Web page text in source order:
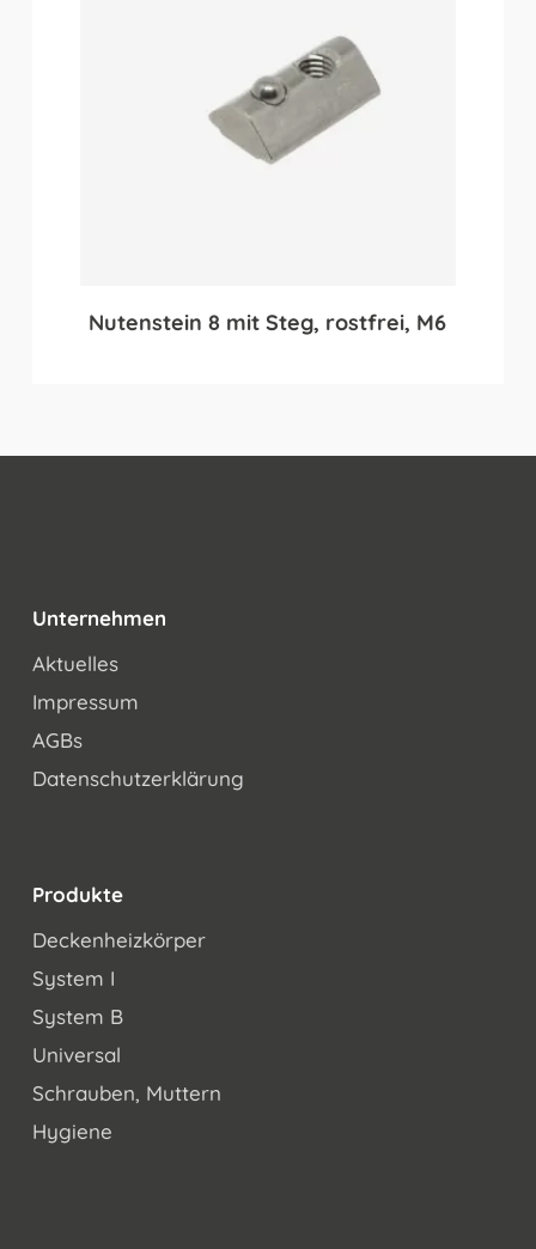
Nutenstein 8 mit Steg, rostfrei, M6
Unternehmen
Aktuelles
Impressum
AGBs
Datenschutzerklärung
Produkte
Deckenheizkörper
System I
System B
Universal
Schrauben, Muttern
Hygiene